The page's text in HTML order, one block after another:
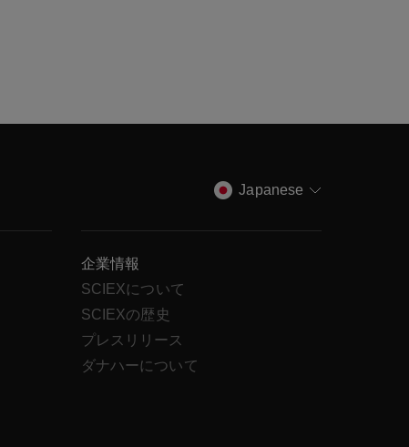
Japanese
企業情報
SCIEXについて
SCIEXの歴史
プレスリリース
ダナハーについて